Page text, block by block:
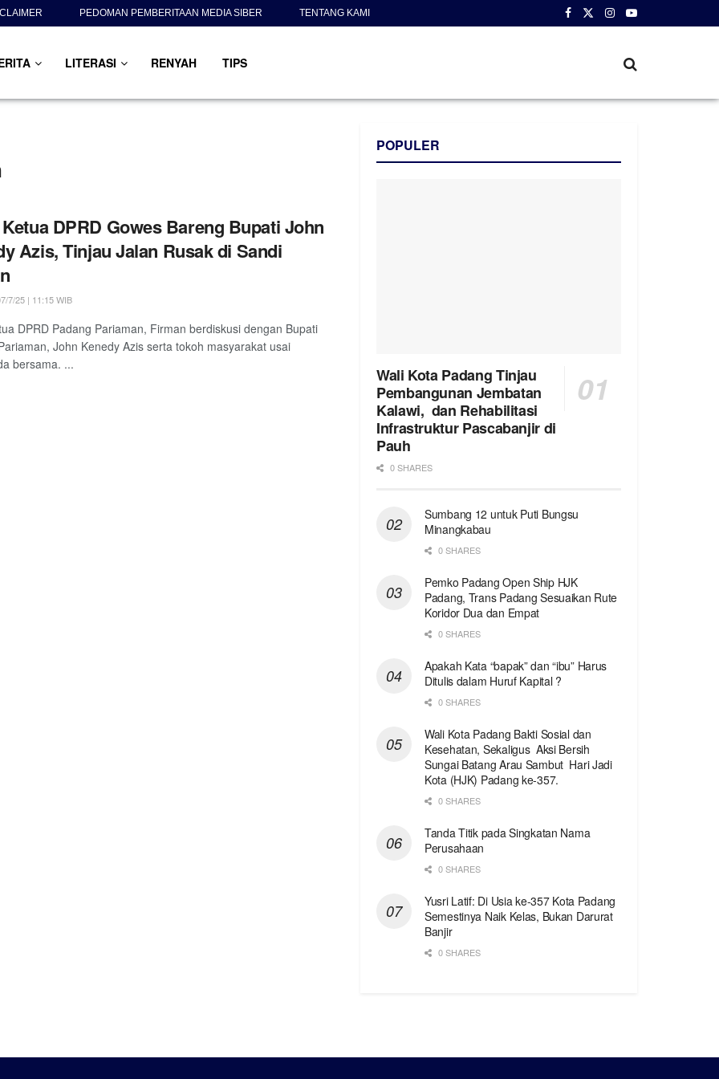
PEDOMAN PEMBERITAAN MEDIA SIBER TENTANG KAMI
LITERASI RENYAH TIPS
DPRD Gowes Bareng Bupati John
Azis, Tinjau Jalan Rusak di Sandi
7/25 | 11:15 WIB
DPRD Padang Pariaman, Firman berdiskusi dengan Bupati
John Kenedy Azis serta tokoh masyarakat usai
bersama. ...
POPULER
Wali Kota Padang Tinjau
Pembangunan Jembatan
Kalawi, dan Rehabilitasi
Infrastruktur Pascabanjir di
Pauh
0 SHARES
Sumbang 12 untuk Puti Bungsu
Minangkabau
0 SHARES
Pemko Padang Open Ship HJK
Padang, Trans Padang Sesuaikan Rute
Koridor Dua dan Empat
0 SHARES
Apakah Kata “bapak” dan “ibu” Harus
Ditulis dalam Huruf Kapital ?
0 SHARES
Wali Kota Padang Bakti Sosial dan
Kesehatan, Sekaligus Aksi Bersih
Sungai Batang Arau Sambut Hari Jadi
Kota (HJK) Padang ke-357.
0 SHARES
Tanda Titik pada Singkatan Nama
Perusahaan
0 SHARES
Yusri Latif: Di Usia ke-357 Kota Padang
Semestinya Naik Kelas, Bukan Darurat
Banjir
0 SHARES